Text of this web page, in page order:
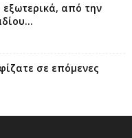
από την
σε επόμενες